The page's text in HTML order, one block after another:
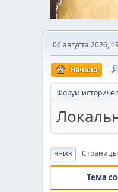
06 августа 2026,
Начало
Форум
ВНИЗ Страницы
Тема